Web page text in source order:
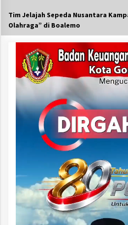
Tim Jelajah Sepeda Nusantara
Olahraga” di Boalemo